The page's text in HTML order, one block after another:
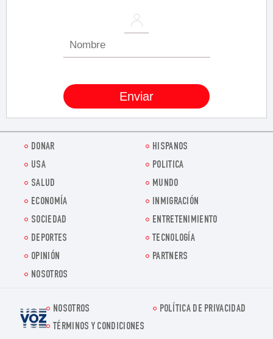
DONAR
HISPANOS
USA
POLITICA
SALUD
MUNDO
ECONOMÍA
INMIGRACIÓN
SOCIEDAD
ENTRETENIMIENTO
DEPORTES
TECNOLOGÍA
OPINIÓN
PARTNERS
NOSOTROS
Voz.us
NOSOTROS
POLÍTICA DE PRIVACIDAD
TÉRMINOS Y CONDICIONES